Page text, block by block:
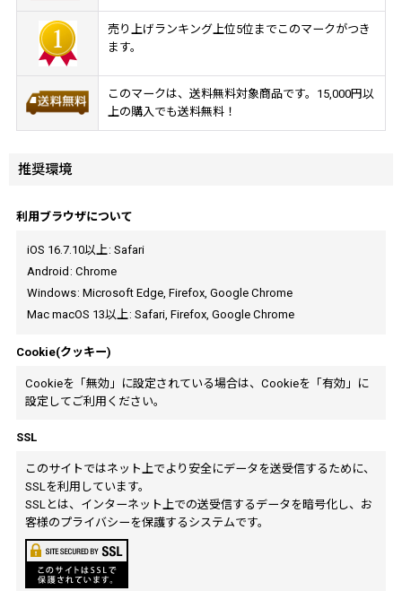
売り上げランキング上位5位までこのマークがつき
ます。
このマークは、送料無料対象商品です。15,000円以
上の購入でも送料無料！
推奨環境
利用ブラウザについて
iOS 16.7.10以上 : Safari
Android : Chrome
Windows: Microsoft Edge Firefox Google Chrome
Mac macOS 13以上 : Safari Firefox Google Chrome
Cookie(クッキー)
Cookieを「無効」に設定されている場合は、Cookieを「有効」に
設定してご利用ください。
SSL
このサイトではネット上でより安全にデータを送受信するために、
SSLを利用しています。
SSLとは、インターネット上での送受信するデータを暗号化し、お
客様のプライバシーを保護するシステムです。